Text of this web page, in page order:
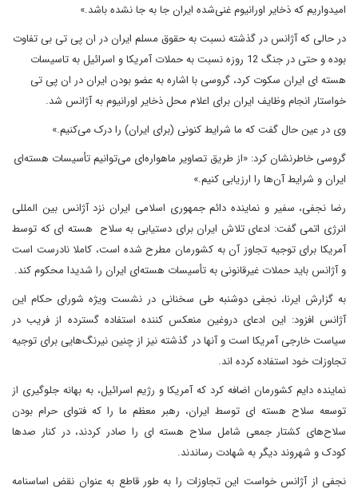
امیدواریم که ذخایر اورانیوم غنی‌شده ایران جا به جا نشده باشد.»
در حالی که آژانس در گذشته نسبت به حقوق مسلم ایران در ان پی تی بی تفاوت
بوده و حتی در جنگ 12 روزه نسبت به حملات آمریکا و اسرائیل به تاسیسات
هسته ای ایران سکوت کرد، گروسی با اشاره به عضو بودن ایران در ان پی تی
خواستار انجام وظایف ایران برای اعلام محل ذخایر اورانیوم به آژانس شد.
وی در عین حال گفت که ما شرایط کنونی (برای ایران) را درک می‌کنیم.»
گروسی خاطرنشان کرد: «از طریق تصاویر ماهواره‌ای می‌توانیم تأسیسات هسته‌ای
ایران و شرایط آن‌ها را ارزیابی کنیم.»
رضا نجفی، سفیر و نماینده دائم جمهوری اسلامی ایران نزد آژانس بین المللی
انرژی اتمی گفت: ادعای تلاش ایران برای دستیابی به سلاح هسته ای که توسط
آمریکا برای توجیه تجاوز آن به کشورمان مطرح شده است، کاملا نادرست است
و آژانس باید حملات غیرقانونی به تأسیسات هسته‌ای ایران را شدیدا محکوم کند.
به گزارش ایرنا، نجفی دوشنبه طی سخنانی در نشست ویژه شورای حکام این
آژانس افزود: این ادعای دروغین منعکس کننده استفاده گسترده از فریب در
سیاست خارجی آمریکا است و آنها در گذشته نیز از چنین نیرنگ‌هایی برای توجیه
تجاوزات خود استفاده کرده اند.
نماینده دایم کشورمان اضافه کرد که آمریکا و رژیم اسرائیل، به بهانه جلوگیری از
توسعه سلاح هسته ای توسط ایران، رهبر معظم ما را که فتوای حرام بودن
سلاح‌های کشتار جمعی شامل سلاح هسته ای را صادر کردند، در کنار صدها
کودک و شهروند دیگر به شهادت رساندند.
نجفی از آژانس خواست این تجاوزات را به طور قاطع به عنوان نقض اساسنامه